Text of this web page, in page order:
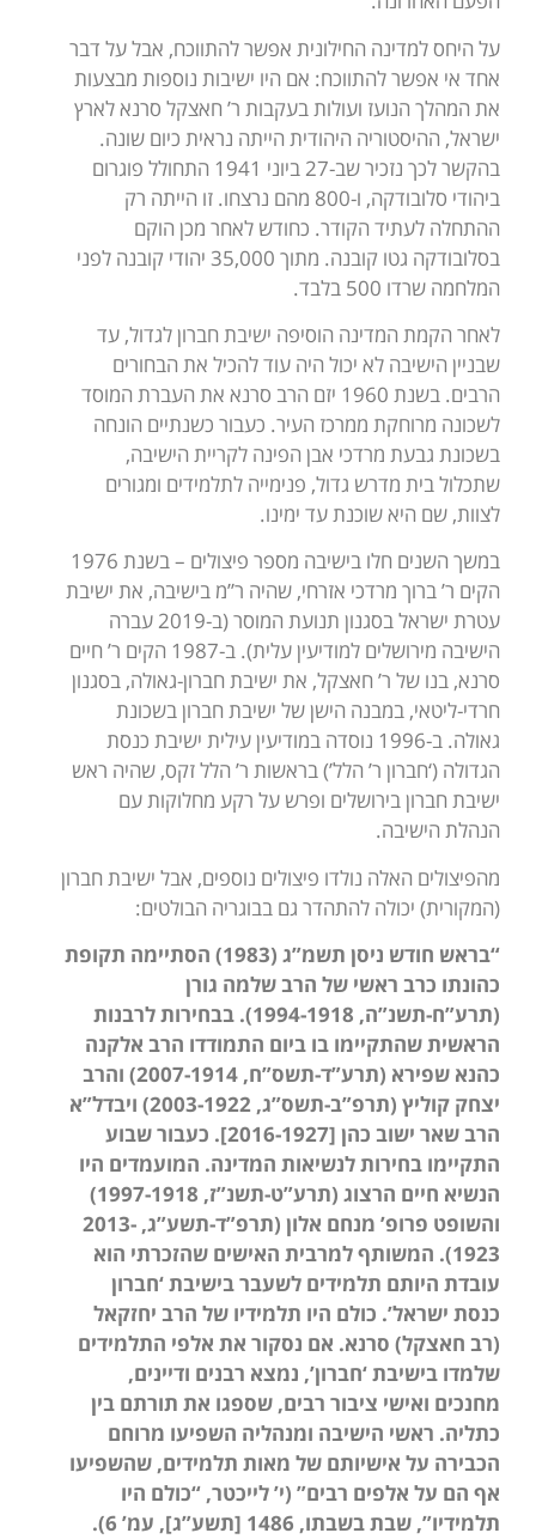
על היחס למדינה החילונית אפשר להתווכח, אבל על דבר
אחד אי אפשר להתווכח: אם היו ישיבות נוספות מבצעות
את המהלך הנועז ועולות בעקבות ר’ חאצקל סרנא לארץ
ישראל, ההיסטוריה היהודית הייתה נראית כיום שונה.
בהקשר לכך נזכיר שב-27 ביוני 1941 התחולל פוגרום
ביהודי סלובודקה, ו-800 מהם נרצחו. זו הייתה רק
ההתחלה לעתיד הקודר. כחודש לאחר מכן הוקם
בסלובודקה גטו קובנה. מתוך 35,000 יהודי קובנה לפני
המלחמה שרדו 500 בלבד.
לאחר הקמת המדינה הוסיפה ישיבת חברון לגדול, עד
שבניין הישיבה לא יכול היה עוד להכיל את הבחורים
הרבים. בשנת 1960 יזם הרב סרנא את העברת המוסד
לשכונה מרוחקת ממרכז העיר. כעבור כשנתיים הונחה
בשכונת גבעת מרדכי אבן הפינה לקריית הישיבה,
שתכלול בית מדרש גדול, פנימייה לתלמידים ומגורים
לצוות, שם היא שוכנת עד ימינו.
במשך השנים חלו בישיבה מספר פיצולים – בשנת 1976
הקים ר’ ברוך מרדכי אזרחי, שהיה ר”מ בישיבה, את ישיבת
עטרת ישראל בסגנון תנועת המוסר (ב-2019 עברה
הישיבה מירושלים למודיעין עלית). ב-1987 הקים ר’ חיים
סרנא, בנו של ר’ חאצקל, את ישיבת חברון-גאולה, בסגנון
חרדי-ליטאי, במבנה הישן של ישיבת חברון בשכונת
גאולה. ב-1996 נוסדה במודיעין עילית ישיבת כנסת
הגדולה (‘חברון ר’ הלל’) בראשות ר’ הלל זקס, שהיה ראש
ישיבת חברון בירושלים ופרש על רקע מחלוקות עם
הנהלת הישיבה.
מהפיצולים האלה נולדו פיצולים נוספים, אבל ישיבת חברון
(המקורית) יכולה להתהדר גם בבוגריה הבולטים:
“בראש חודש ניסן תשמ”ג (1983) הסתיימה תקופת
כהונתו כרב ראשי של הרב שלמה גורן
(תרע”ח-תשנ”ה, 1994-1918). בבחירות לרבנות
הראשית שהתקיימו בו ביום התמודדו הרב אלקנה
כהנא שפירא (תרע”ד-תשס”ח, 2007-1914) והרב
יצחק קוליץ (תרפ”ב-תשס”ג, 2003-1922) ויבדל”א
הרב שאר ישוב כהן [2016-1927]. כעבור שבוע
התקיימו בחירות לנשיאות המדינה. המועמדים היו
הנשיא חיים הרצוג (תרע”ט-תשנ”ז, 1997-1918)
והשופט פרופ’ מנחם אלון (תרפ”ד-תשע”ג, 2013-
1923). המשותף למרבית האישים שהזכרתי הוא
עובדת היותם תלמידים לשעבר בישיבת ‘חברון
כנסת ישראל’. כולם היו תלמידיו של הרב יחזקאל
(רב חאצקל) סרנא. אם נסקור את אלפי התלמידים
שלמדו בישיבת ‘חברון’, נמצא רבנים ודיינים,
מחנכים ואישי ציבור רבים, שספגו את תורתם בין
כתליה. ראשי הישיבה ומנהליה השפיעו מרוחם
הכבירה על אישיותם של מאות תלמידים, שהשפיעו
אף הם על אלפים רבים” (י’ לייכטר, “כולם היו
תלמידיו”, שבת בשבתו, 1486 [תשע”ג], עמ’ 6).